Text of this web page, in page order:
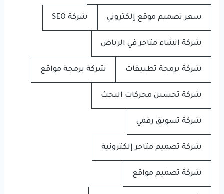
سعر تصميم موقع إلكتروني شركة SEO
شركة انشاء متاجر في الرياض
شركة برمجة تطبيقات شركة برمجة مواقع
شركة تحسين محركات البحث
شركة تسويق رقمي
شركة تصميم متاجر إلكترونية
شركة تصميم مواقع